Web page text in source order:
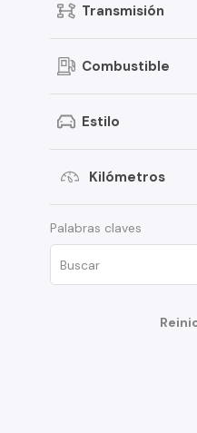
Transmisión
Combustible
Estilo
Kilómetros
Palabras claves